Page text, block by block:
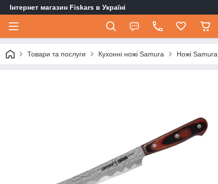
Інтернет магазин Fiskars в Україні
Товари та послуги Кухонні ножі Samura Ножі